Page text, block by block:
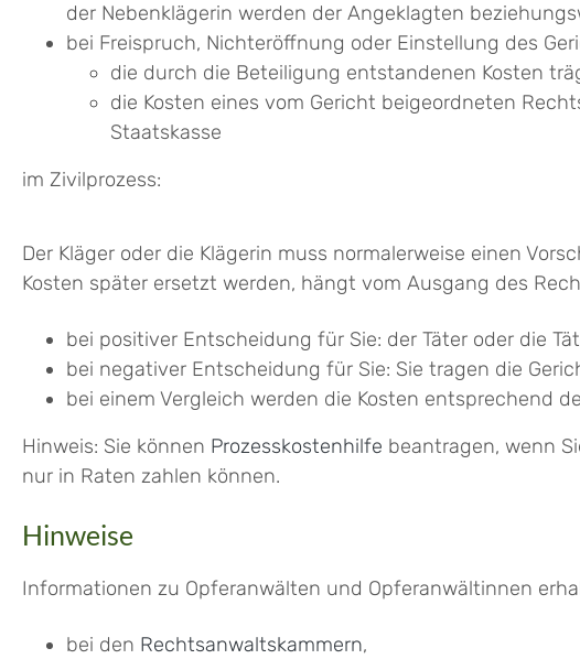
der Nebenklägerin werden der Angeklagten
bei Freispruch, Nichteröffnung oder Einstellung des
die durch die Beteiligung entstandenen Kosten
die Kosten eines vom Gericht beigeordneten
Staatskasse
im Zivilprozess:
Der Kläger oder die Klägerin muss normalerweise einen
Kosten später ersetzt werden, hängt vom Ausgang des
bei positiver Entscheidung für Sie: der Täter oder die
bei negativer Entscheidung für Sie: Sie tragen die
bei einem Vergleich werden die Kosten entsprechend
Hinweis: Sie können Prozesskostenhilfe beantragen, wenn
nur in Raten zahlen können.
Hinweise
Informationen zu Opferanwälten und Opferanwältinnen
bei den Rechtsanwaltskammern,